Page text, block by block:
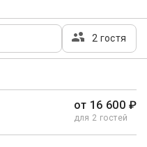
2 гостя
от 16 600 ₽
для 2 гостей